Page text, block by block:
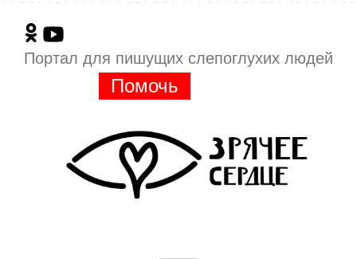
Портал для пишущих слепоглухих людей
Помочь